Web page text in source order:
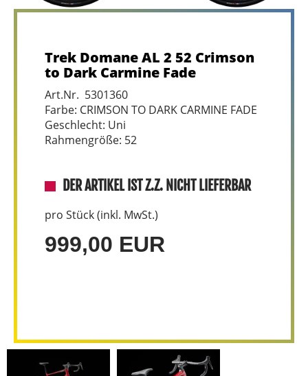
Trek Domane AL 2 52 Crimson
to Dark Carmine Fade
Art.Nr. 5301360
Farbe: CRIMSON TO DARK CARMINE FADE
Geschlecht: Uni
Rahmengröße: 52
DER ARTIKEL IST Z.Z. NICHT LIEFERBAR
pro Stück (inkl. MwSt.)
999,00 EUR